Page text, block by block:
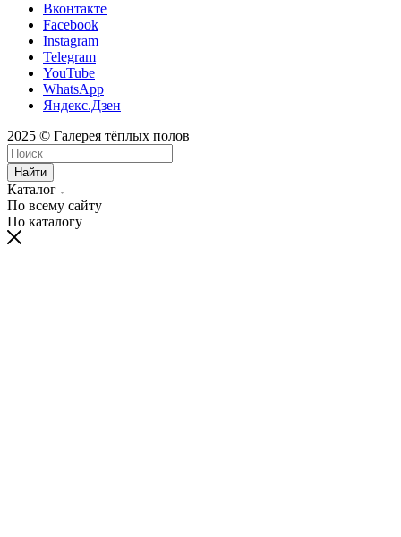
Вконтакте
Facebook
Instagram
Telegram
YouTube
WhatsApp
Яндекс.Дзен
2025 © Галерея тёплых полов
Найти
Каталог
По всему сайту
По каталогу